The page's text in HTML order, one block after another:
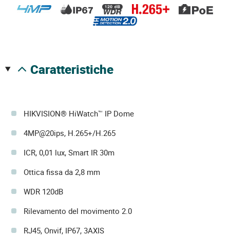
caratteristiche
HIKVISION® HiWatch™ IP Dome
4MP@20ips, H.265+/H.265
ICR, 0,01 lux, Smart IR 30m
Ottica fissa da 2,8 mm
WDR 120dB
Rilevamento del movimento 2.0
RJ45, Onvif, IP67, 3AXIS